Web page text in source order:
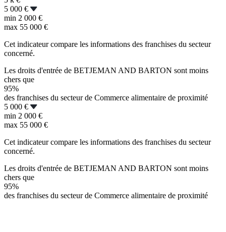
5 000 €
min 2 000 €
max 55 000 €
Cet indicateur compare les informations des franchises du secteur
concerné.
Les droits d'entrée de BETJEMAN AND BARTON sont moins
chers que
95%
des franchises du secteur de Commerce alimentaire de proximité
5 000 €
min 2 000 €
max 55 000 €
Cet indicateur compare les informations des franchises du secteur
concerné.
Les droits d'entrée de BETJEMAN AND BARTON sont moins
chers que
95%
des franchises du secteur de Commerce alimentaire de proximité